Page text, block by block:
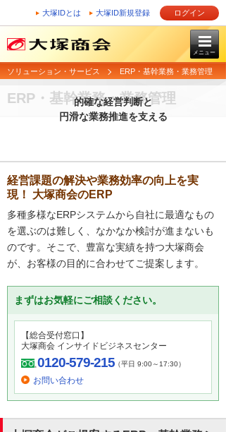
大塚IDとは 大塚ID新規登録 ログイン
メニュー
ソリューション・サービス ERP・基幹業務・業務管理
ERP・基幹業務・業務管理
的確な経営判断と
円滑な業務推進を支える
経営課題の解決や業務効率の向上を実
現！ 大塚商会のERP
多種多様なERPシステムから自社に最適なもの
を選ぶのは難しく、なかなか検討が進まないも
のです。そこで、豊富な実績を持つ大塚商会
が、お客様の目的に合わせてご提案します。
まずはお気軽にご相談ください。
【総合受付窓口】
大塚商会 インサイドビジネスセンター
0120-579-215（平日 9:00～17:30）
お問い合わせ